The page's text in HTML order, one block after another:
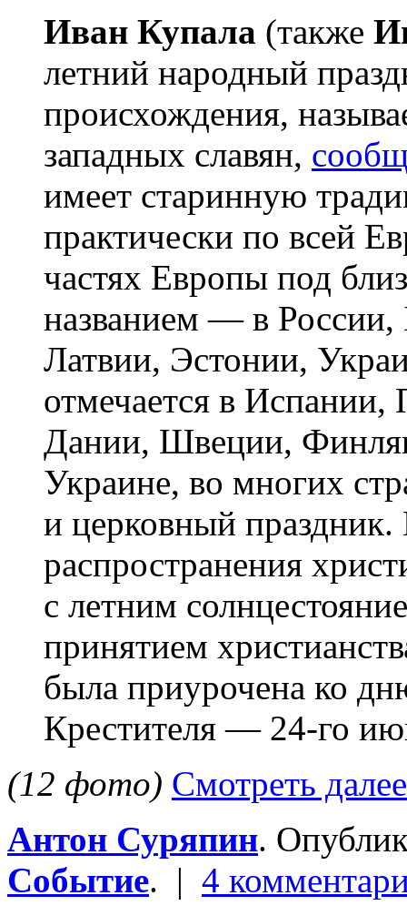
Иван Купала (также
летний народный
происхождения,
западных славян,
имеет старинную
практически по всей
частях Европы под
названием — в
Латвии, Эстонии,
отмечается в
Дании, Швеции,
Украине, во многих
и церковный праздник.
распространения
с летним
принятием
была приурочена ко
Крестителя — 24-го
(12 фото) Смотреть
Антон Суряпин.
Событие. | 4